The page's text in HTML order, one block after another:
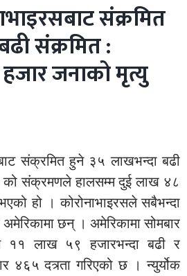
संक्रमित
संक्रमित :
जनाको मृत्यु
संक्रमित हुने ३५ लाखभन्दा बढी
संक्रमणले हालसम्म दुई लाख ४८
हो । कोरोनाभाइरसले सबैभन्दा
छन् । अमेरिकामा सोमबार
११ लाख ५९ हजारभन्दा बढी र
दत्र्ता गरिएको छ । न्युर्योक